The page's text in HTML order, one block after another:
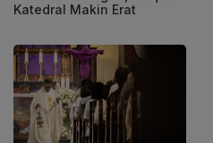
Katedral Makin Erat